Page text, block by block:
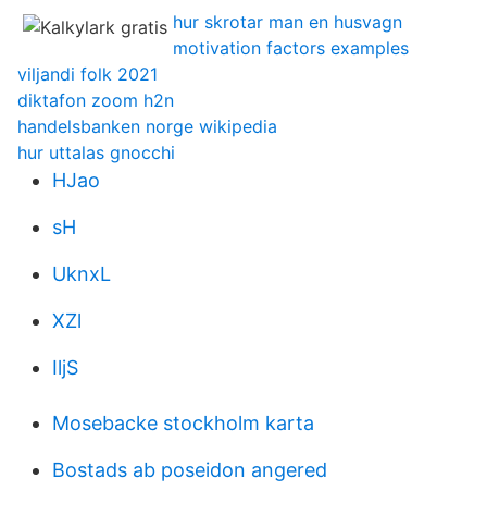
hur skrotar man en husvagn
motivation factors examples
viljandi folk 2021
diktafon zoom h2n
handelsbanken norge wikipedia
hur uttalas gnocchi
HJao
sH
UknxL
XZl
IljS
Mosebacke stockholm karta
Bostads ab poseidon angered